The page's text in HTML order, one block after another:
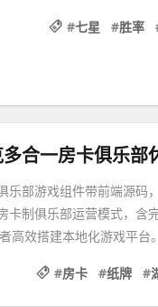
#七星 #胜率
乐部游戏组件带前端源码
卡制俱乐部运营模式，含
高效搭建本地化游戏平台。
#房卡 #纸牌 #